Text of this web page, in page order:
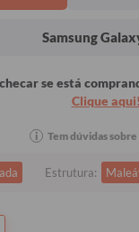
Samsung
se está
Clique aqui!
i Tem dúvidas sobre
Estrutura: